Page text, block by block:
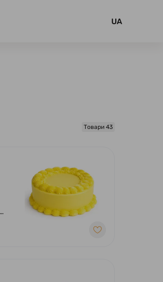
UA
Товари 43